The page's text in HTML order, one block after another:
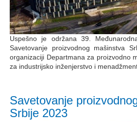
Uspešno je održana 39.
Savetovanje proizvodnog mašinstva
organizaciji Departmana za proizvodno
za industrijsko inženjerstvo i
Savetovanje
Srbije 2023